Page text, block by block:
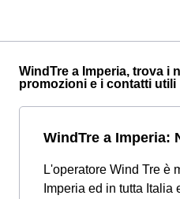
WindTre a Imperia, trova i
promozioni e i contatti utili
WindTre a Imperia:
L'operatore Wind Tre è
Imperia ed in tutta